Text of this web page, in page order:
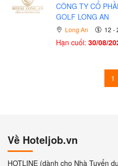
CÔNG TY CỔ
GOLF LONG AN
Long An 12 -
Hạn cuối: 30/08/
1
Về Hoteljob.vn
HOTLINE (dành cho Nhà Tuyển